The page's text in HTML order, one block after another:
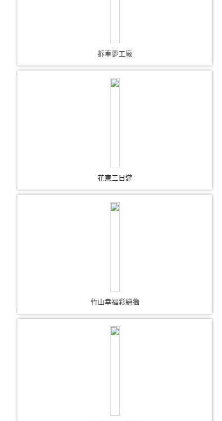
拆車夢工廠
花東三日遊
竹山幸福彩繪牆